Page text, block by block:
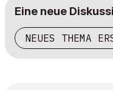
Eine neue
NEUES THEMA